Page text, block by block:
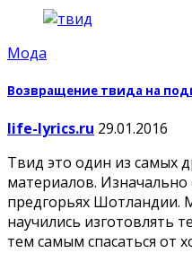
Мода
Возвращение твида на
life-lyrics.ru 29.01.2016
Твид это один из самых
материалов. Изначально
предгорьях Шотландии.
научились изготовлять
тем самым спасаться от